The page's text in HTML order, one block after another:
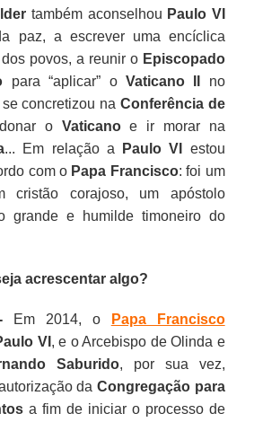
também aconselhou Paulo VI
paz, a escrever uma encíclica
povos, a reunir o Episcopado
para “aplicar” o Vaticano II
no
concretizou na Conferência de
o Vaticanoe ir morar na
... Em relação a Paulo VI
estou
com o Papa Francisco: foi um
cristão corajoso, um apóstolo
grande e humilde timoneiro do
acrescentar algo?
Em 2014, o
Papa Francisco
VI , e o Arcebispo de Olinda e
Saburido, por sua vez,
da Congregação para
a fim de iniciar o processo de